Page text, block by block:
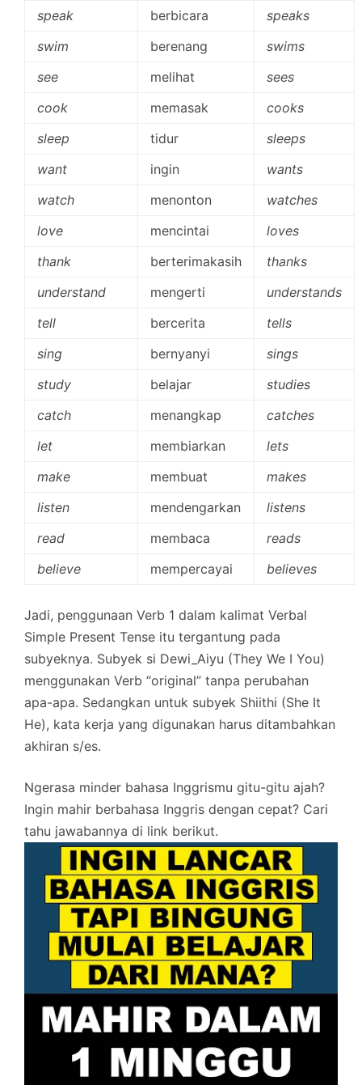
speak
berbicara
speaks
swim
berenang
swims
see
melihat
sees
cook
memasak
cooks
sleep
tidur
sleeps
want
ingin
wants
watch
menonton
watches
love
mencintai
loves
thank
berterimakasih
thanks
understand
mengerti
understands
tell
bercerita
tells
sing
bernyanyi
sings
study
belajar
studies
catch
menangkap
catches
let
membiarkan
lets
make
membuat
makes
listen
mendengarkan
listens
read
membaca
reads
believe
mempercayai believes
Jadi, penggunaan Verb 1 dalam kalimat Verbal
Simple Present Tense itu tergantung pada
subyeknya. Subyek si Dewi_Aiyu (They We I You)
menggunakan Verb “original” tanpa perubahan
apa-apa. Sedangkan untuk subyek Shiithi (She It
He), kata kerja yang digunakan harus ditambahkan
akhiran s/es.
Ngerasa minder bahasa Inggrismu gitu-gitu ajah?
Ingin mahir berbahasa Inggris dengan cepat? Cari
tahu jawabannya di link berikut.